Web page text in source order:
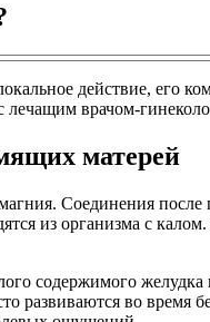
действие,
лечащим врачом-
матерей
Соединения
из организма с
содержимого
развиваются во